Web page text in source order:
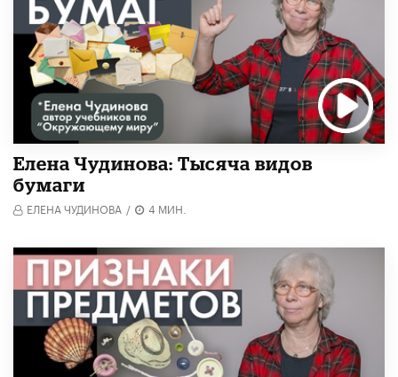
Елена Чудинова: Тысяча видов
бумаги
ЕЛЕНА ЧУДИНОВА / 4 МИН.